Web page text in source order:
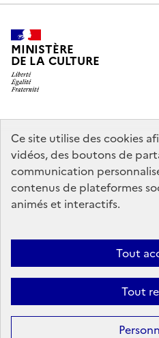
Ce site utilise des cookies
vidéos, des boutons de
communication
contenus de plateformes
animés et interactifs.
Tout
Tout
MINISTÈRE
DE LA CULTURE
legifrance.gouv.fr
service-public.gouv.fr
Politique d’utilisation des témoins
générale de protection des données
Sauf mention contraire, tous les